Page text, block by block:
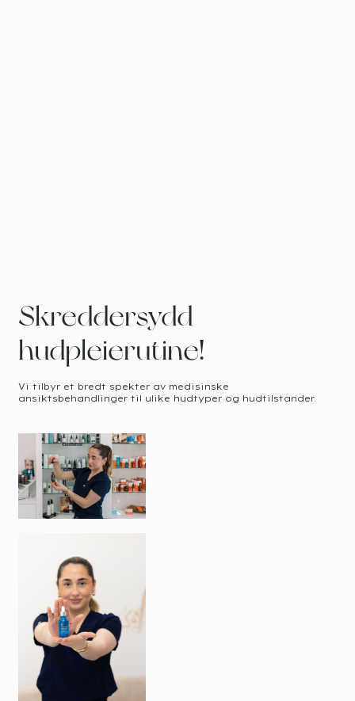
Skreddersydd
hudpleierutine!
Vi tilbyr et bredt spekter av medisinske
ansiktsbehandlinger til ulike hudtyper og hudtilstander.